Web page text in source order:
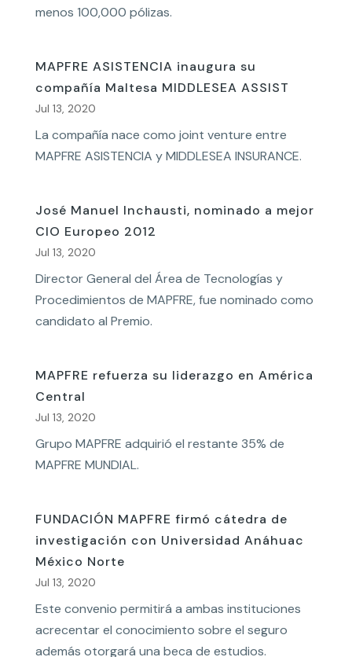
menos 100,000 pólizas.
MAPFRE ASISTENCIA inaugura su
compañía Maltesa MIDDLESEA ASSIST
Jul 13, 2020
La compañía nace como joint venture entre
MAPFRE ASISTENCIA y MIDDLESEA INSURANCE.
José Manuel Inchausti, nominado a mejor
CIO Europeo 2012
Jul 13, 2020
Director General del Área de Tecnologías y
Procedimientos de MAPFRE, fue nominado como
candidato al Premio.
MAPFRE refuerza su liderazgo en América
Central
Jul 13, 2020
Grupo MAPFRE adquirió el restante 35% de
MAPFRE MUNDIAL.
FUNDACIÓN MAPFRE firmó cátedra de
investigación con Universidad Anáhuac
México Norte
Jul 13, 2020
Este convenio permitirá a ambas instituciones
acrecentar el conocimiento sobre el seguro
además otorgará una beca de estudios.